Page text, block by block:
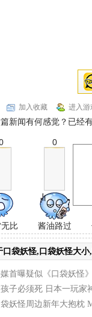
加入收藏 进入游
新闻有何感觉？已经
比
0
酱油路过
口袋妖怪,口袋妖怪大
首曝疑似《口袋妖怪
01-07)
子必须死 日本一玩家
01-03)
袋妖怪周边新年大抱枕